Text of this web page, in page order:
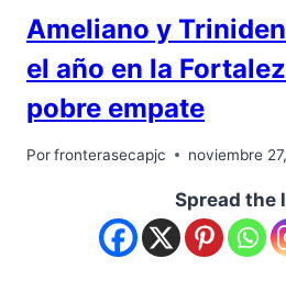
Ameliano y
el año en la
pobre empate
Porfronterasecapjc noviembre
Spread the